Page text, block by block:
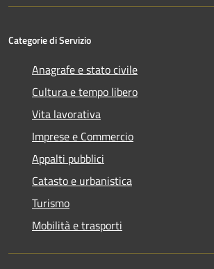
Categorie di Servizio
Anagrafe e stato civile
Cultura e tempo libero
Vita lavorativa
Imprese e Commercio
Appalti pubblici
Catasto e urbanistica
Turismo
Mobilità e trasporti